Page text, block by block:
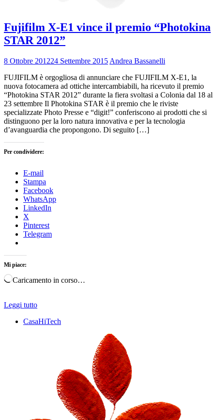
Fujifilm X-E1 vince il premio “Photokina
STAR 2012”
8 Ottobre 201224 Settembre 2015 Andrea Bassanelli
FUJIFILM è orgogliosa di annunciare che FUJIFILM X-E1, la
nuova fotocamera ad ottiche intercambiabili, ha ricevuto il premio
“Photokina STAR 2012” durante la fiera svoltasi a Colonia dal 18 al
23 settembre Il Photokina STAR è il premio che le riviste
specializzate Photo Presse e “digit!” conferiscono ai prodotti che si
distinguono per la loro natura innovativa e per la tecnologia
d’avanguardia che propongono. Di seguito […]
Per condividere:
E-mail
Stampa
Facebook
WhatsApp
LinkedIn
X
Pinterest
Telegram
Mi piace:
Caricamento in corso…
Leggi tutto
CasaHiTech